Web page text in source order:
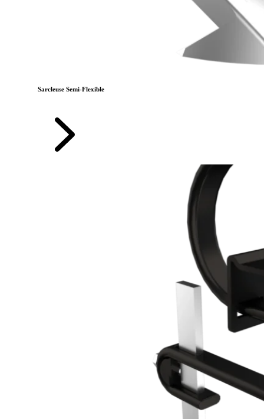
Sarcleuse Semi-Flexible